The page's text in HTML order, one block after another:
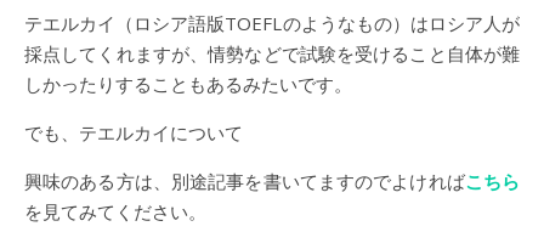
テエルカイ（ロシア語版TOEFLのようなもの）はロシア人が
採点してくれますが、情勢などで試験を受けること自体が難
しかったりすることもあるみたいです。
でも、テエルカイについて
興味のある方は、別途記事を書いてますのでよければこちら
を見てみてください。